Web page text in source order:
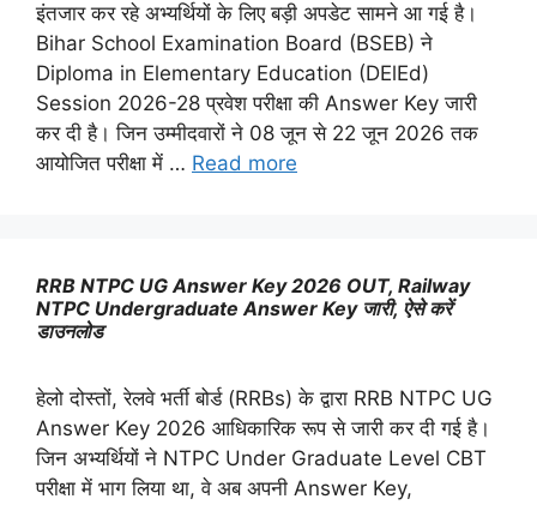
इंतजार कर रहे अभ्यर्थियों के लिए बड़ी अपडेट सामने आ गई है।
Bihar School Examination Board (BSEB) ने
Diploma in Elementary Education (DElEd)
Session 2026-28 प्रवेश परीक्षा की Answer Key जारी
कर दी है। जिन उम्मीदवारों ने 08 जून से 22 जून 2026 तक
आयोजित परीक्षा में … Read more
RRB NTPC UG Answer Key 2026 OUT, Railway
NTPC Undergraduate Answer Key जारी, ऐसे करें
डाउनलोड
हेलो दोस्तों, रेलवे भर्ती बोर्ड (RRBs) के द्वारा RRB NTPC UG
Answer Key 2026 आधिकारिक रूप से जारी कर दी गई है।
जिन अभ्यर्थियों ने NTPC Under Graduate Level CBT
परीक्षा में भाग लिया था, वे अब अपनी Answer Key,